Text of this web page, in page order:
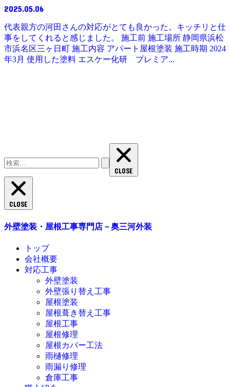
2025.05.06
代表親方の河田さんの対応がとても良かった。キッチリと仕
事をしてくれると感じました。 施工前 施工場所 静岡県浜松
市浜名区三ヶ日町 施工内容 アパート屋根塗装 施工時期 2024
年3月 使用した塗料 エスケー化研 プレミア...
索:
CLOSE
CLOSE
外壁塗装・屋根工事専門店－奥三河外装
トップ
会社概要
対応工事
外壁塗装
外壁張り替え工事
屋根塗装
屋根葺き替え工事
屋根工事
屋根修理
屋根カバー工法
雨樋修理
雨漏り修理
倉庫工事